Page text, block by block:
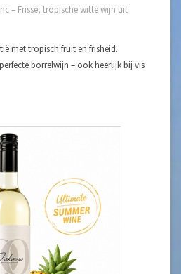
– Frisse, tropische witte wijn uit
met tropisch fruit en frisheid.
borrelwijn – ook heerlijk bij vis